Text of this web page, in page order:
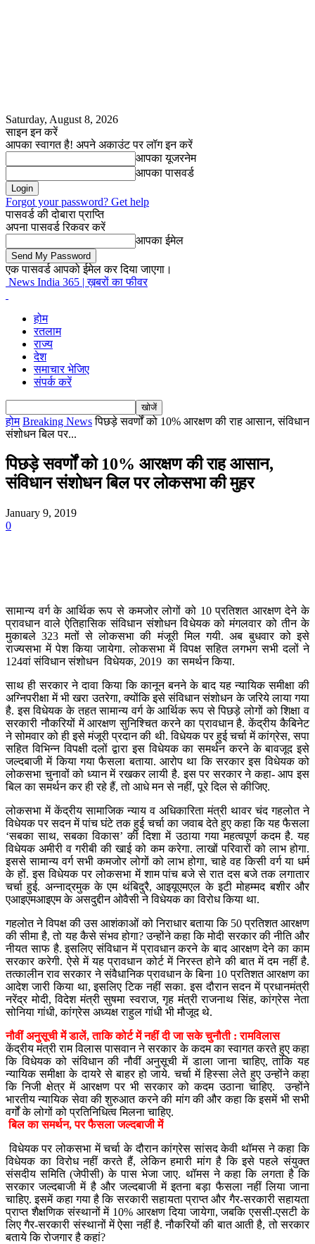
Saturday, August 8, 2026
साइन इन करें
आपका स्वागत है! अपने अकाउंट पर लॉग इन करें
आपका यूजरनेम
आपका पासवर्ड
Forgot your password? Get help
पासवर्ड की दोबारा प्राप्ति
अपना पासवर्ड रिकवर करें
आपका ईमेल
एक पासवर्ड आपको ईमेल कर दिया जाएगा।
News India 365 | ख़बरों का फीवर
होम
रतलाम
राज्य
देश
समाचार भेजिए
संपर्क करें
होम Breaking News पिछड़े सवर्णों को 10% आरक्षण की राह आसान, संविधान
संशोधन बिल पर...
पिछड़े सवर्णों को 10% आरक्षण की राह आसान,
संविधान संशोधन बिल पर लोकसभा की मुहर
January 9, 2019
0
सामान्य वर्ग के आर्थिक रूप से कमजोर लोगों को 10 प्रतिशत आरक्षण देने के
प्रावधान वाले ऐतिहासिक संविधान संशोधन विधेयक को मंगलवार को तीन के
मुकाबले 323 मतों से लोकसभा की मंजूरी मिल गयी. अब बुधवार को इसे
राज्यसभा में पेश किया जायेगा. लोकसभा में विपक्ष सहित लगभग सभी दलों ने
124वां संविधान संशोधन विधेयक, 2019 का समर्थन किया.
साथ ही सरकार ने दावा किया कि कानून बनने के बाद यह न्यायिक समीक्षा की
अग्निपरीक्षा में भी खरा उतरेगा, क्योंकि इसे संविधान संशोधन के जरिये लाया गया
है. इस विधेयक के तहत सामान्य वर्ग के आर्थिक रूप से पिछड़े लोगों को शिक्षा व
सरकारी नौकरियों में आरक्षण सुनिश्चित करने का प्रावधान है. केंद्रीय कैबिनेट
ने सोमवार को ही इसे मंजूरी प्रदान की थी. विधेयक पर हुई चर्चा में कांग्रेस, सपा
सहित विभिन्न विपक्षी दलों द्वारा इस विधेयक का समर्थन करने के बावजूद इसे
जल्दबाजी में किया गया फैसला बताया. आरोप था कि सरकार इस विधेयक को
लोकसभा चुनावों को ध्यान में रखकर लायी है. इस पर सरकार ने कहा- आप इस
बिल का समर्थन कर ही रहे हैं, तो आधे मन से नहीं, पूरे दिल से कीजिए.
लोकसभा में केंद्रीय सामाजिक न्याय व अधिकारिता मंत्री थावर चंद गहलोत ने
विधेयक पर सदन में पांच घंटे तक हुई चर्चा का जवाब देते हुए कहा कि यह फैसला
‘सबका साथ, सबका विकास’ की दिशा में उठाया गया महत्वपूर्ण कदम है. यह
विधेयक अमीरी व गरीबी की खाई को कम करेगा. लाखों परिवारों को लाभ होगा.
इससे सामान्य वर्ग सभी कमजोर लोगों को लाभ होगा, चाहे वह किसी वर्ग या धर्म
के हों. इस विधेयक पर लोकसभा में शाम पांच बजे से रात दस बजे तक लगातार
चर्चा हुई. अन्नाद्रमुक के एम थंबिदुरै, आइयूएमएल के इटी मोहम्मद बशीर और
एआइएमआइएम के असदुद्दीन ओवैसी ने विधेयक का विरोध किया था.
गहलोत ने विपक्ष की उस आशंकाओं को निराधार बताया कि 50 प्रतिशत आरक्षण
की सीमा है, तो यह कैसे संभव होगा? उन्होंने कहा कि मोदी सरकार की नीति और
नीयत साफ है. इसलिए संविधान में प्रावधान करने के बाद आरक्षण देने का काम
सरकार करेगी. ऐसे में यह प्रावधान कोर्ट में निरस्त होने की बात में दम नहीं है.
तत्कालीन राव सरकार ने संवैधानिक प्रावधान के बिना 10 प्रतिशत आरक्षण का
आदेश जारी किया था, इसलिए टिक नहीं सका. इस दौरान सदन में प्रधानमंत्री
नरेंद्र मोदी, विदेश मंत्री सुषमा स्वराज, गृह मंत्री राजनाथ सिंह, कांग्रेस नेता
सोनिया गांधी, कांग्रेस अध्यक्ष राहुल गांधी भी मौजूद थे.
नौवीं अनुसूची में डालें, ताकि कोर्ट में नहीं दी जा सके चुनौती : रामविलास
केंद्रीय मंत्री राम विलास पासवान ने सरकार के कदम का स्वागत करते हुए कहा
कि विधेयक को संविधान की नौवीं अनुसूची में डाला जाना चाहिए, ताकि यह
न्यायिक समीक्षा के दायरे से बाहर हो जाये. चर्चा में हिस्सा लेते हुए उन्होंने कहा
कि निजी क्षेत्र में आरक्षण पर भी सरकार को कदम उठाना चाहिए. उन्होंने
भारतीय न्यायिक सेवा की शुरुआत करने की मांग की और कहा कि इसमें भी सभी
वर्गों के लोगों को प्रतिनिधित्व मिलना चाहिए.
बिल का समर्थन, पर फैसला जल्दबाजी में
विधेयक पर लोकसभा में चर्चा के दौरान कांग्रेस सांसद केवी थॉमस ने कहा कि
विधेयक का विरोध नहीं करते हैं, लेकिन हमारी मांग है कि इसे पहले संयुक्त
संसदीय समिति (जेपीसी) के पास भेजा जाए. थॉमस ने कहा कि लगता है कि
सरकार जल्दबाजी में है और जल्दबाजी में इतना बड़ा फैसला नहीं लिया जाना
चाहिए. इसमें कहा गया है कि सरकारी सहायता प्राप्त और गैर-सरकारी सहायता
प्राप्त शैक्षणिक संस्थानों में 10% आरक्षण दिया जायेगा, जबकि एससी-एसटी के
लिए गैर-सरकारी संस्थानों में ऐसा नहीं है. नौकरियों की बात आती है, तो सरकार
बताये कि रोजगार है कहां?